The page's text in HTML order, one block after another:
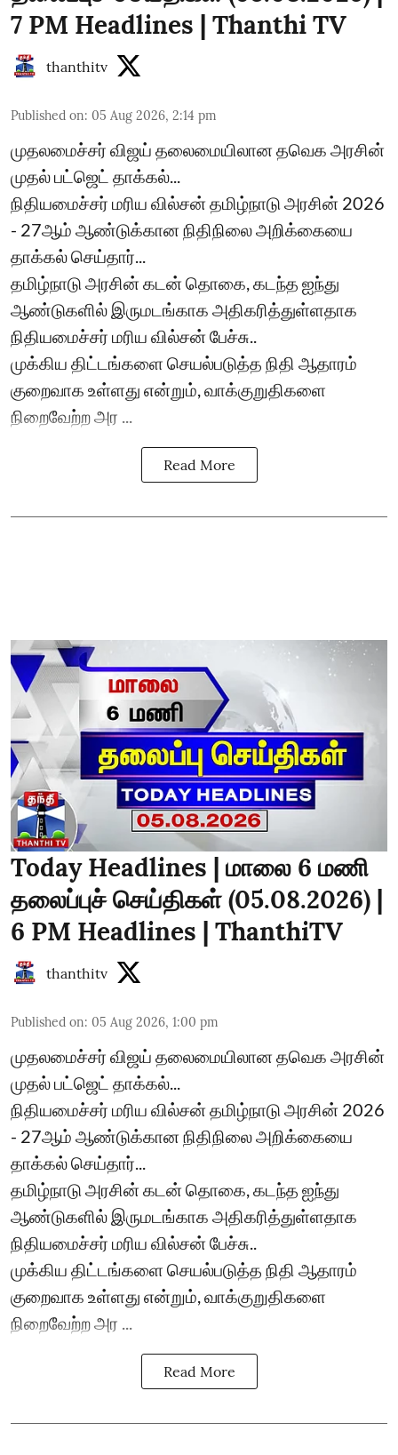
7 PM Headlines | Thanthi TV
thanthitv
Published on: 05 Aug 2026, 2:14 pm
முதலமைச்சர் விஜய் தலைமையிலான தவெக அரசின்
முதல் பட்ஜெட் தாக்கல்...
நிதியமைச்சர் மரிய வில்சன் தமிழ்நாடு அரசின் 2026
- 27ஆம் ஆண்டுக்கான நிதிநிலை அறிக்கையை
தாக்கல் செய்தார்...
தமிழ்நாடு அரசின் கடன் தொகை, கடந்த ஐந்து
ஆண்டுகளில் இருமடங்காக அதிகரித்துள்ளதாக
நிதியமைச்சர் மரிய வில்சன் பேச்சு..
முக்கிய திட்டங்களை செயல்படுத்த நிதி ஆதாரம்
குறைவாக உள்ளது என்றும், வாக்குறுதிகளை
நிறைவேற்ற அர ...
Read More
Today Headlines | மாலை 6 மணி
தலைப்புச் செய்திகள் (05.08.2026) |
6 PM Headlines | ThanthiTV
thanthitv
Published on: 05 Aug 2026, 1:00 pm
முதலமைச்சர் விஜய் தலைமையிலான தவெக அரசின்
முதல் பட்ஜெட் தாக்கல்...
நிதியமைச்சர் மரிய வில்சன் தமிழ்நாடு அரசின் 2026
- 27ஆம் ஆண்டுக்கான நிதிநிலை அறிக்கையை
தாக்கல் செய்தார்...
தமிழ்நாடு அரசின் கடன் தொகை, கடந்த ஐந்து
ஆண்டுகளில் இருமடங்காக அதிகரித்துள்ளதாக
நிதியமைச்சர் மரிய வில்சன் பேச்சு..
முக்கிய திட்டங்களை செயல்படுத்த நிதி ஆதாரம்
குறைவாக உள்ளது என்றும், வாக்குறுதிகளை
நிறைவேற்ற அர ...
Read More